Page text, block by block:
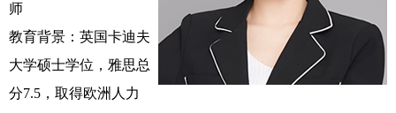
师
教育背景：英国卡迪夫
大学硕士学位，雅思总
分7.5，取得欧洲人力